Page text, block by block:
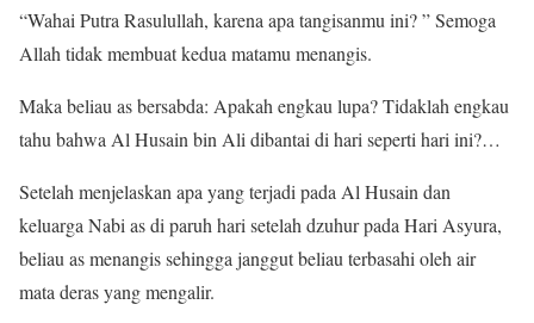
“Wahai Putra Rasulullah, karena apa tangisanmu ini? ” Semoga
Allah tidak membuat kedua matamu menangis.
Maka beliau as bersabda: Apakah engkau lupa? Tidaklah engkau
tahu bahwa Al Husain bin Ali dibantai di hari seperti hari ini?…
Setelah menjelaskan apa yang terjadi pada Al Husain dan
keluarga Nabi as di paruh hari setelah dzuhur pada Hari Asyura,
beliau as menangis sehingga janggut beliau terbasahi oleh air
mata deras yang mengalir.